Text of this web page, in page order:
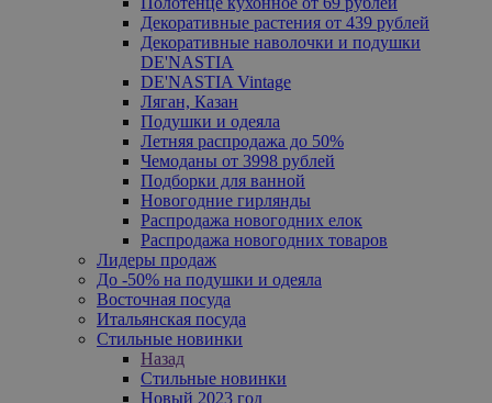
Декоративные растения от 439 рублей
Декоративные наволочки и подушки
DE'NASTIA
DE'NASTIA Vintage
Ляган, Казан
Подушки и одеяла
Летняя распродажа до 50%
Чемоданы от 3998 рублей
Подборки для ванной
Новогодние гирлянды
Распродажа новогодних елок
Распродажа новогодних товаров
Лидеры продаж
До -50% на подушки и одеяла
Восточная посуда
Итальянская посуда
Стильные новинки
Назад
Стильные новинки
Новый 2023 год